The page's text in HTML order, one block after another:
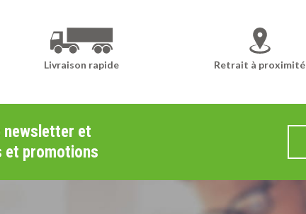
Livraison rapide Retrait à proximité
newsletter et
et promotions